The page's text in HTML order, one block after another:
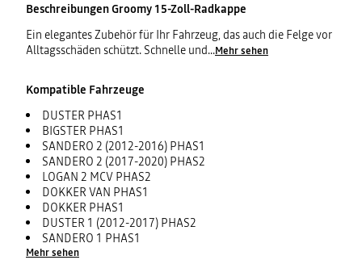
BeschreibungenGroomy 15-Zoll-Radkappe
Ein elegantes Zubehör für Ihr Fahrzeug, das auch die Felge vor
Alltagsschäden schützt. Schnelle und...Mehr sehen
Kompatible Fahrzeuge
DUSTER PHAS1
BIGSTER PHAS1
SANDERO 2 (2012-2016) PHAS1
SANDERO 2 (2017-2020) PHAS2
LOGAN 2 MCV PHAS2
DOKKER VAN PHAS1
DOKKER PHAS1
DUSTER 1 (2012-2017) PHAS2
SANDERO 1 PHAS1
Mehr sehen